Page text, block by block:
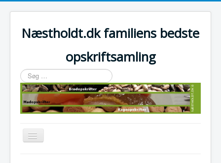
Næstholdt.dk familiens bedste
opskriftsamling
Søg
…
Skift
navigation